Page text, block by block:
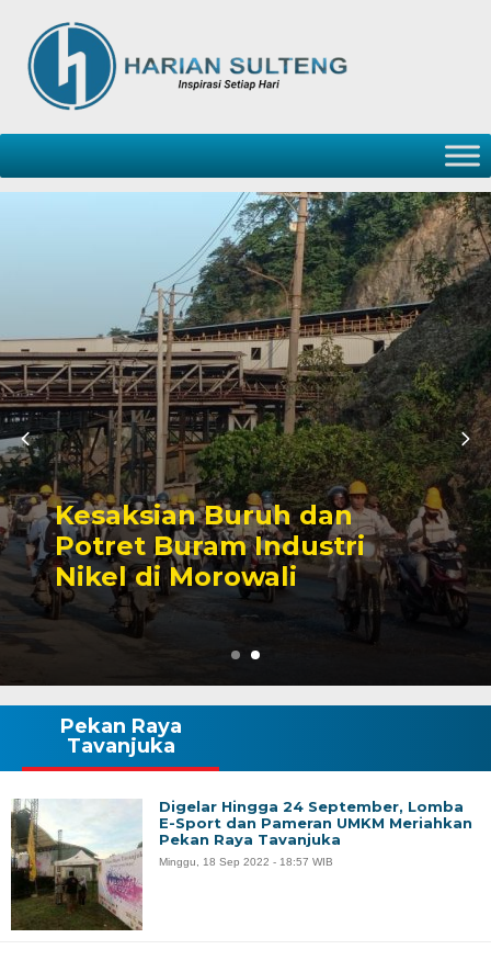
Sengketa Perizinan
Tambang yang Mengiringi
Karier Politik Anwar Hafid
Pekan Raya
Tavanjuka
Digelar Hingga 24 September, Lomba
E-Sport dan Pameran UMKM Meriahkan
Pekan Raya Tavanjuka
Minggu, 18 Sep 2022 - 18:57 WIB